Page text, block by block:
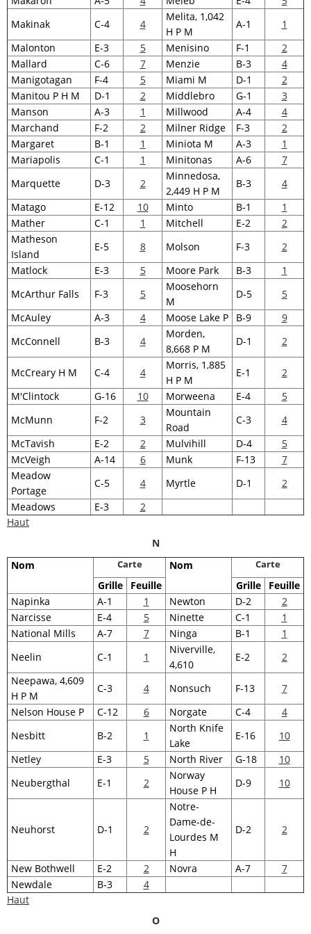
Makinak
C-4 4
Melita, 1,042
H P M
A-1
1
Malonton
E-3 5 Menisino F-1
2
Mallard
C-6 7 Menzie B-3
4
Manigotagan
F-4 5 Miami M D-1
2
Manitou P H M
D-1 2 Middlebro G-1
3
Manson
A-3 1 Millwood A-4
4
Marchand
F-2 2 Milner Ridge F-3
2
Margaret
B-1 1 Miniota M A-3
1
Mariapolis
C-1 1 Minitonas A-6
7
Marquette
D-3 2
Minnedosa,
2,449 H P M
B-3
4
Matago
E-12 10 Minto B-1
1
Mather
C-1 1 Mitchell E-2
2
Matheson
Island
E-5 8 Molson F-3
2
Matlock
E-3 5 Moore Park B-3
1
McArthur Falls
F-3 5
Moosehorn
M
D-5
5
McAuley
A-3 4 Moose Lake P B-9
9
McConnell
B-3 4
Morden,
8,668 P M
D-1 2
McCreary H M C-4 4
Morris, 1,885
H P M
E-1
2
M'Clintock
G-16 10 Morweena E-4
5
McMunn
F-2 3
Mountain
Road
C-3
4
McTavish
E-2 2 Mulvihill D-4
5
McVeigh
A-14 6 Munk F-13
7
Meadow
Portage
C-5 4 Myrtle D-1
2
Meadows
E-3
2
Haut
N
Nom
Carte Nom Carte
Grille Feuille Grille
Feuille
Napinka
A-1 1 Newton D-2
2
Narcisse
E-4 5 Ninette C-1
1
National Mills
A-7 7 Ninga B-1
1
Neelin
C-1 1
Niverville,
4,610
E-2
2
Neepawa, 4,609
H P M
C-3 4 Nonsuch F-13
7
Nelson House P
C-12 6 Norgate C-4
4
Nesbitt
B-2 1
North Knife
Lake
E-16
10
Netley
E-3 5 North River G-18
10
Neubergthal
E-1 2
Norway
House P H
D-9 10
Neuhorst D-1 2
Notre-
Dame-de-
Lourdes M
H
D-2 2
New Bothwell E-2 2 Novra A-7
7
Newdale
B-3
4
Haut
O